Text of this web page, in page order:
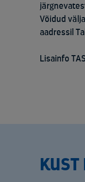
Võidud
aadressil
Lisainfo
KUST